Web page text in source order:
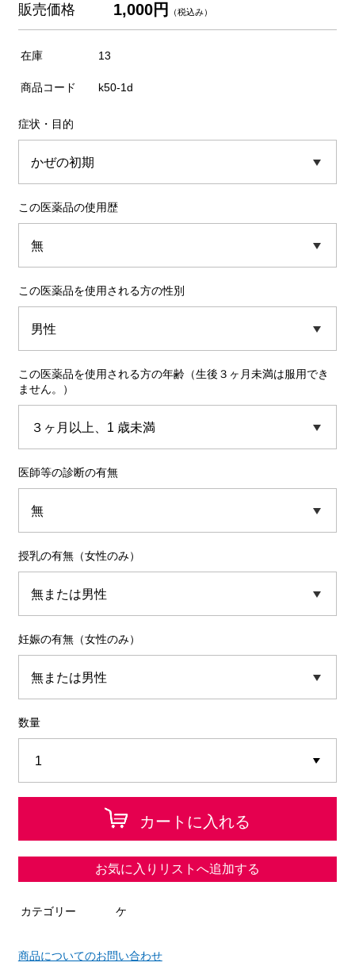
販売価格 1,000円 （税込み）
在庫 13
商品コード k50-1d
症状・目的
この医薬品の使用歴
この医薬品を使用される方の性別
この医薬品を使用される方の年齢（生後３ヶ月未満は服用でき
ません。）
医師等の診断の有無
授乳の有無（女性のみ）
妊娠の有無（女性のみ）
数量
カートに入れる
お気に入りリストへ追加する
カテゴリー ケ
商品についてのお問い合わせ